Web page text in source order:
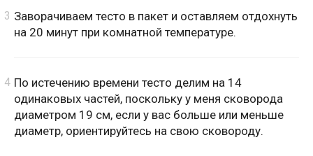
Заворачиваем тесто в пакет и оставляем отдохнуть
на 20 минут при комнатной температуре.
По истечению времени тесто делим на 14
одинаковых частей, поскольку у меня сковорода
диаметром 19 см, если у вас больше или меньше
диаметр, ориентируйтесь на свою сковороду.